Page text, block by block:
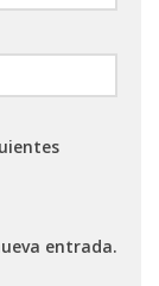
entrada.